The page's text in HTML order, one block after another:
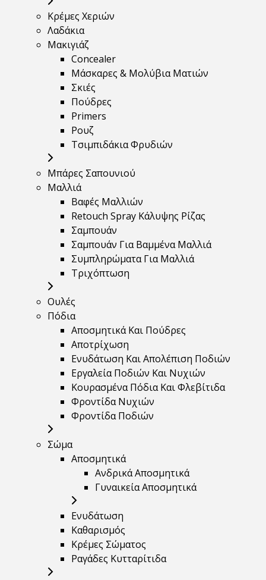
Κρέμες Χεριών
Λαδάκια
Μακιγιάζ
Concealer
Μάσκαρες & Μολύβια Ματιών
Σκιές
Πούδρες
Primers
Ρουζ
Τσιμπιδάκια Φρυδιών
Μπάρες Σαπουνιού
Μαλλιά
Βαφές Μαλλιών
Retouch Spray Κάλυψης Ρίζας
Σαμπουάν
Σαμπουάν Για Βαμμένα Μαλλιά
Συμπληρώματα Για Μαλλιά
Τριχόπτωση
Ουλές
Πόδια
Αποσμητικά Και Πούδρες
Αποτρίχωση
Ενυδάτωση Και Απολέπιση Ποδιών
Εργαλεία Ποδιών Και Νυχιών
Κουρασμένα Πόδια Και Φλεβίτιδα
Φροντίδα Νυχιών
Φροντίδα Ποδιών
Σώμα
Αποσμητικά
Ανδρικά Αποσμητικά
Γυναικεία Αποσμητικά
Ενυδάτωση
Καθαρισμός
Κρέμες Σώματος
Ραγάδες Κυτταρίτιδα